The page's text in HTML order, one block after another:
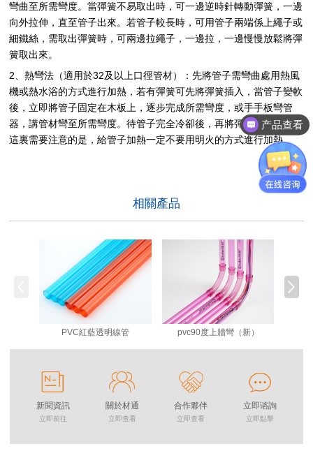
彎曲至所需彎度。當彈簧不易取出時，可一邊逆時針轉動彈簧，一邊
向外拉伸，直至管子出來。若管子較長時，可用管子兩端係上繩子或
細鐵絲，需取出彈簧時，可兩邊拉繩子，一邊拉，一邊慢慢放鬆將彈
簧取出來。
2、熱彎法（適用於32及以上口徑管材）：先將管子需彎曲處用熱風
機或熱水浴的方式進行加熱，若有彈簧可先將彈簧插入，當管子變軟
後，立即將管子固定在木板上，逐步完成所需彎度，或手手板彎管
器，講管材彎至所需彎度。待管子完全冷卻後，再將彈簧抽出。 在
這裏需要注意的是，給管子加熱一定不要用明火的方式進行加熱。
相關產品
PVC紅藍透明線管 pvc90度上牆彎（新）
新聞資訊
立即前往
關於材通
立即查看
合作夥伴
立即查看
立即谘詢
立即點擊
产品查看